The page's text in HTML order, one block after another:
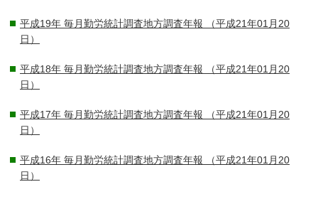
平成19年 毎月勤労統計調査地方調査年報 （平成21年01月20
日）
平成18年 毎月勤労統計調査地方調査年報 （平成21年01月20
日）
平成17年 毎月勤労統計調査地方調査年報 （平成21年01月20
日）
平成16年 毎月勤労統計調査地方調査年報 （平成21年01月20
日）